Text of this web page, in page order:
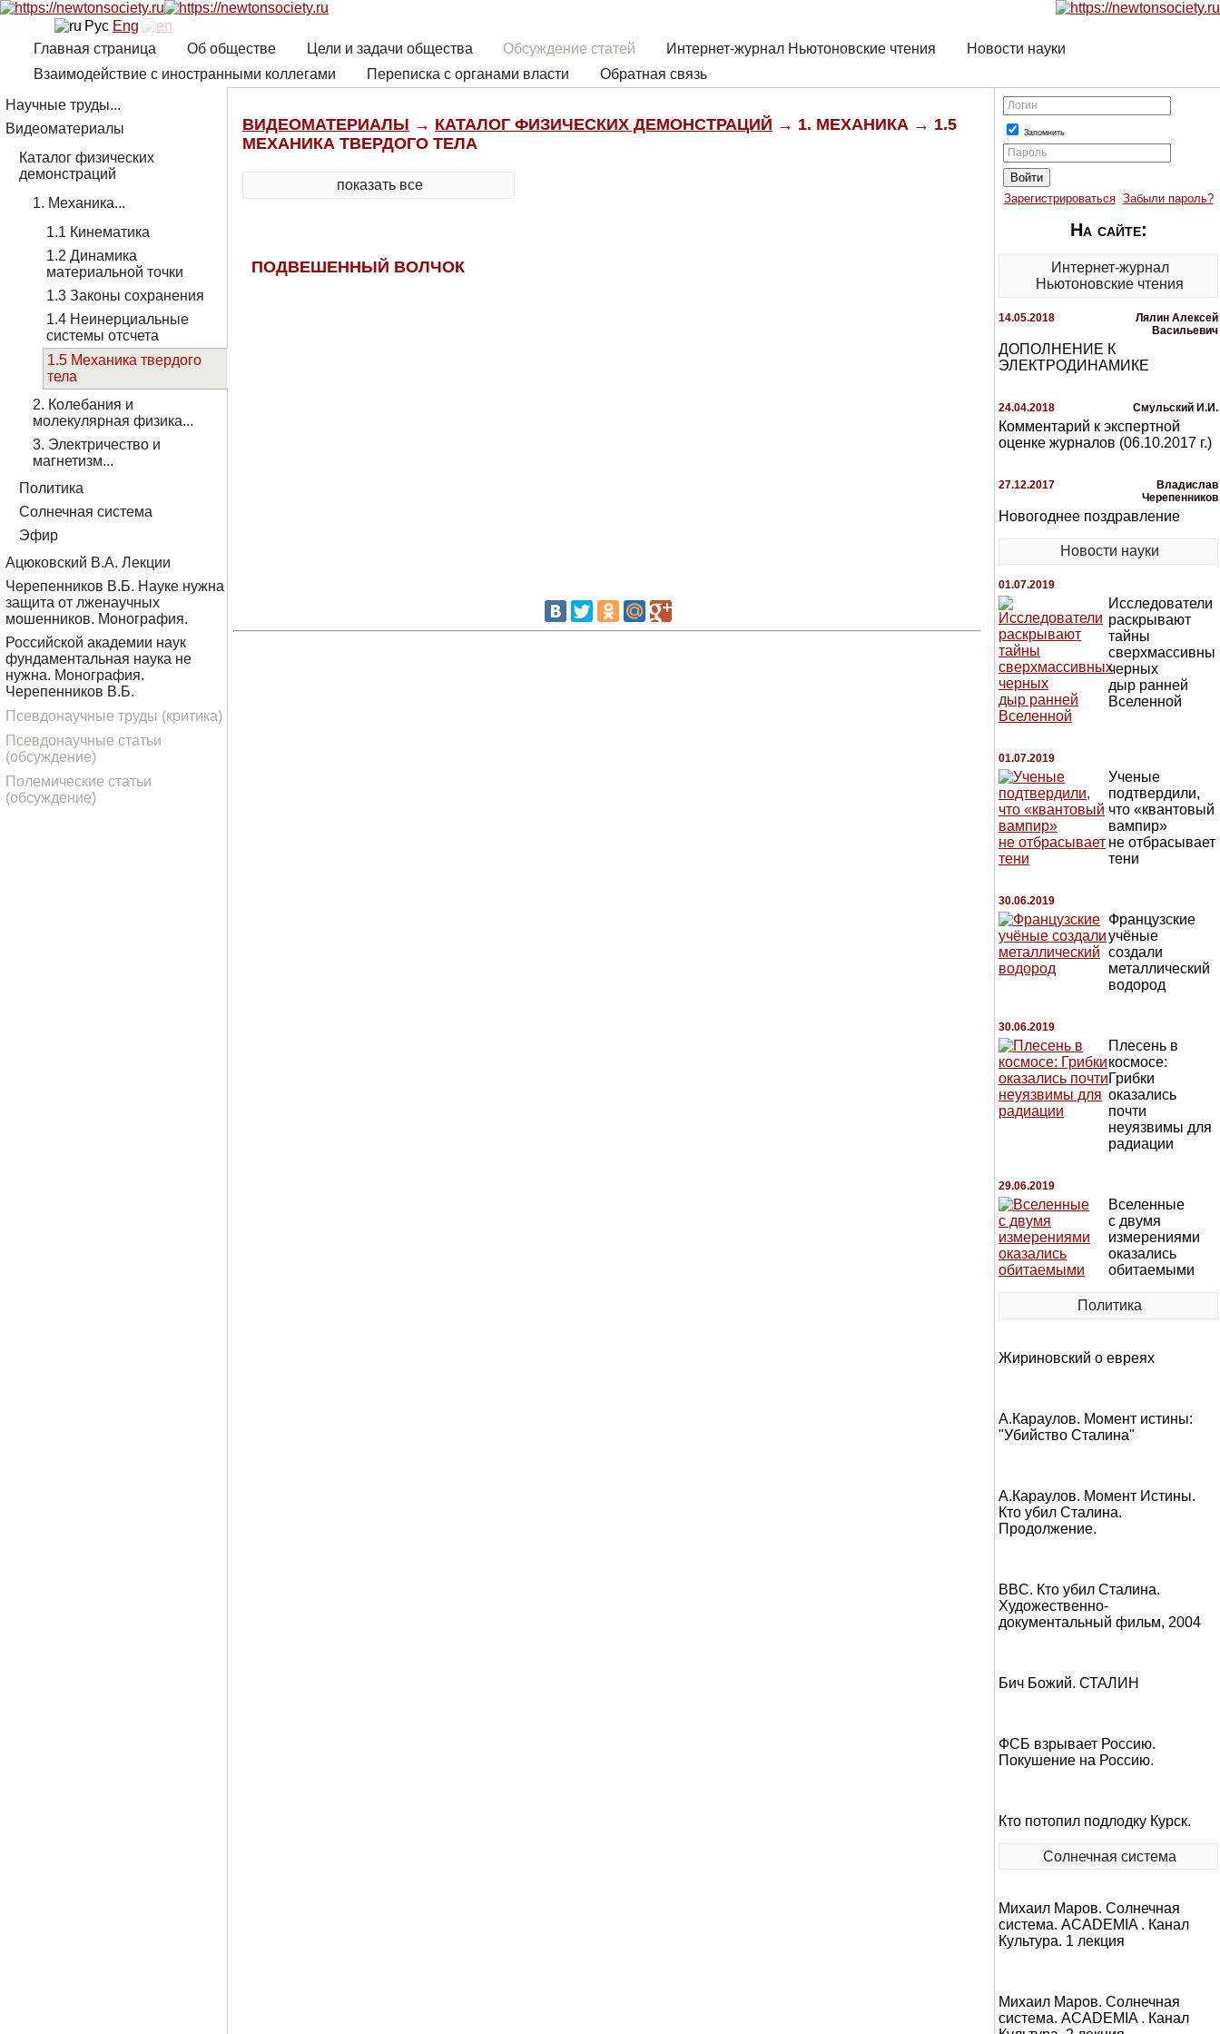
Рус Eng
Главная страница
Об обществе Цели и задачи общества Обсуждение статей Интернет-журнал Ньютоновские чтения
Новости науки
Взаимодействие с иностранными коллегами
Переписка с органами власти Обратная связь
ВИДЕОМАТЕРИАЛЫ → КАТАЛОГ ФИЗИЧЕСКИХ ДЕМОНСТРАЦИЙ → 1. МЕХАНИКА → 1.5
МЕХАНИКА ТВЕРДОГО ТЕЛА
показать все
ПОДВЕШЕННЫЙ ВОЛЧОК
Научные труды...
Видеоматериалы
Каталог физических
демонстраций
1. Механика...
1.1 Кинематика
1.2 Динамика
материальной точки
1.3 Законы сохранения
1.4 Неинерциальные
системы отсчета
1.5 Механика твердого
тела
2. Колебания и
молекулярная физика...
3. Электричество и
магнетизм...
Политика
Солнечная система
Эфир
Ацюковский В.А. Лекции
Черепенников В.Б. Науке нужна
защита от лженаучных
мошенников. Монография.
Российской академии наук
фундаментальная наука не
нужна. Монография.
Черепенников В.Б.
Псевдонаучные труды (критика)
Псевдонаучные статьи
(обсуждение)
Полемические статьи
(обсуждение)
Логин
Запомнить
Пароль
Зарегистрироваться Забыли пароль?
На сайте:
Интернет-журнал
Ньютоновские чтения
14.05.2018
Лялин Алексей
Васильевич
ДОПОЛНЕНИЕ К
ЭЛЕКТРОДИНАМИКЕ
24.04.2018 Смульский И.И.
Комментарий к экспертной
оценке журналов (06.10.2017 г.)
27.12.2017
Владислав
Черепенников
Новогоднее поздравление
Новости науки
01.07.2019
Исследователи
раскрывают
тайны
черных
дыр ранней
Вселенной
01.07.2019
Ученые
подтвердили,
что «квантовый
вампир»
не отбрасывает
тени
30.06.2019
Французские
учёные
создали
металлический
водород
30.06.2019
Плесень в
космосе:
Грибки
оказались
почти
неуязвимы для
радиации
29.06.2019
Вселенные
с двумя
измерениями
оказались
обитаемыми
Политика
Жириновский о евреях
А.Караулов. Момент истины:
"Убийство Сталина"
А.Караулов. Момент Истины.
Кто убил Сталина.
Продолжение.
BBC. Кто убил Сталина.
Художественно-
документальный фильм, 2004
Бич Божий. СТАЛИН
ФСБ взрывает Россию.
Покушение на Россию.
Кто потопил подлодку Курск.
Солнечная система
Михаил Маров. Солнечная
система. ACADEMIA . Канал
Культура. 1 лекция
Михаил Маров. Солнечная
система. ACADEMIA . Канал